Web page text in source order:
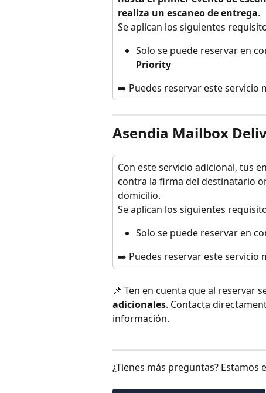
realiza un escaneo de entrega.
Se aplican los siguientes
Solo se puede reservar en
Priority
➡️ Puedes reservar este servicio
Asendia Mailbox
Con este servicio adicional, tus
contra la firma del destinatario
domicilio.
Se aplican los siguientes
Solo se puede reservar en
➡️ Puedes reservar este servicio
📌 Ten en cuenta que al reservar
adicionales. Contacta
información.
¿Tienes más preguntas? Estamos